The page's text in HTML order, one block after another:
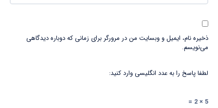
ذخیره نام، ایمیل و وبسایت من در مرورگر برای زمانی که دوباره دیدگاهی
می‌نویسم.
لطفا پاسخ را به عدد انگلیسی وارد کنید:
5 × 2 =